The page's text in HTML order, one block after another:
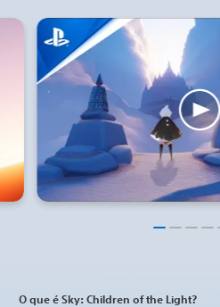
O que é Sky: Children of the Light?